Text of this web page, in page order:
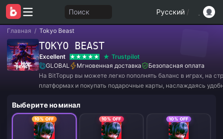
Поиск Русский /
Главная / Tokyo Beast
TOKYO BEAST
Excellent
Trustpilot
GLOBAL
Мгновенная доставка
Безопасная оплата
На BitTopup вы можете легко пополнять баланс в играх, на
платформах и покупать подарочные карты, наслаждаясь
Выберите номинал
10% OFF 10% OFF 10% OFF